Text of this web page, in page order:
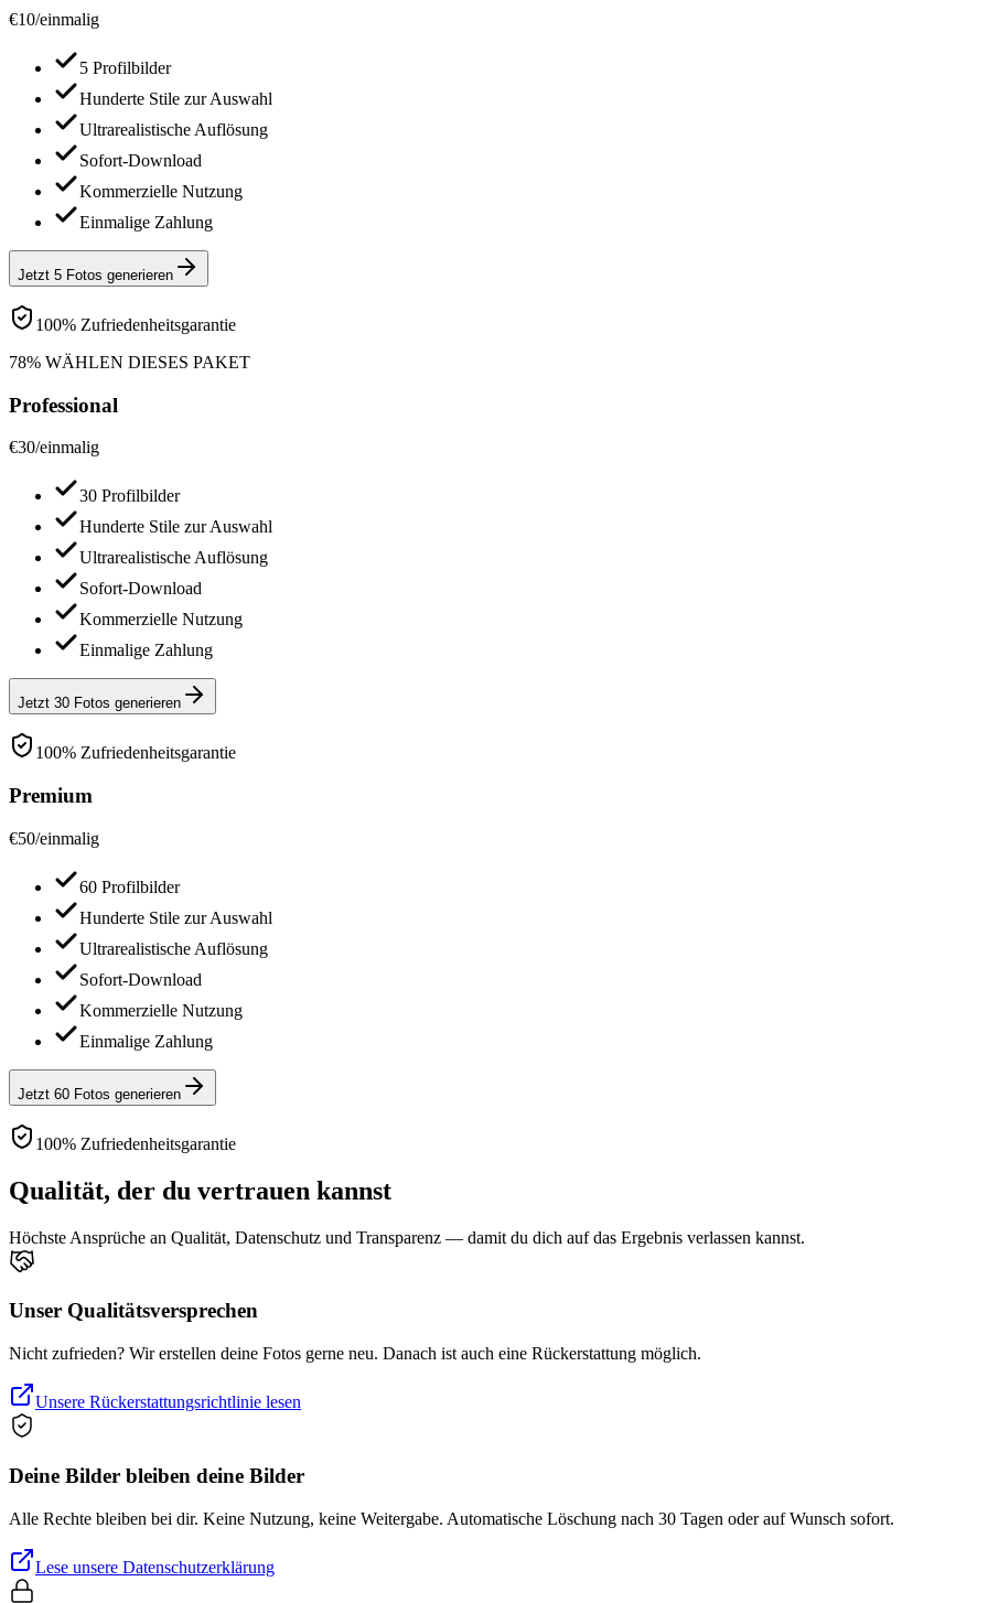
€10/einmalig
5 Profilbilder
Hunderte Stile zur Auswahl
Ultrarealistische Auflösung
Sofort-Download
Kommerzielle Nutzung
Einmalige Zahlung
Jetzt 5 Fotos generieren
100% Zufriedenheitsgarantie
78% WÄHLEN DIESES PAKET
Professional
€30/einmalig
30 Profilbilder
Hunderte Stile zur Auswahl
Ultrarealistische Auflösung
Sofort-Download
Kommerzielle Nutzung
Einmalige Zahlung
Jetzt 30 Fotos generieren
100% Zufriedenheitsgarantie
Premium
€50/einmalig
60 Profilbilder
Hunderte Stile zur Auswahl
Ultrarealistische Auflösung
Sofort-Download
Kommerzielle Nutzung
Einmalige Zahlung
Jetzt 60 Fotos generieren
100% Zufriedenheitsgarantie
Qualität, der du vertrauen kannst
Höchste Ansprüche an Qualität, Datenschutz und Transparenz — damit du dich auf das Ergebnis verlassen kannst.
Unser Qualitätsversprechen
Nicht zufrieden? Wir erstellen deine Fotos gerne neu. Danach ist auch eine Rückerstattung möglich.
Unsere Rückerstattungsrichtlinie lesen
Deine Bilder bleiben deine Bilder
Alle Rechte bleiben bei dir. Keine Nutzung, keine Weitergabe. Automatische Löschung nach 30 Tagen oder auf Wunsch sofort.
Lese unsere Datenschutzerklärung